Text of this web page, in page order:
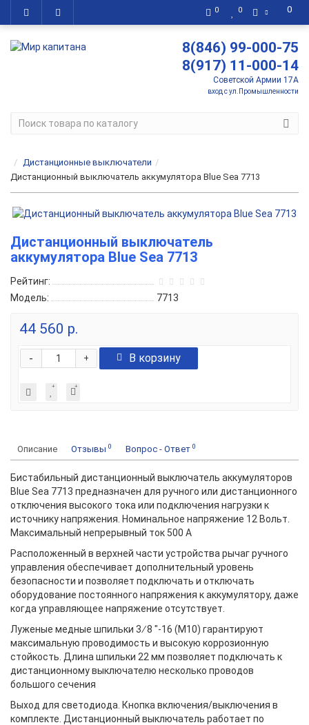
0
0 0
8(846) 99-000-75
8(917) 11-000-14
Советской Армии 17А
вход с ул.Промышленности
Дистанционные выключатели
Дистанционный выключатель аккумулятора Blue Sea 7713
Дистанционный выключатель
аккумулятора Blue Sea 7713
Рейтинг:
Модель:
7713
44 560 р.
+
- В корзину
Описание Отзывы 0 Вопрос - Ответ 0
Бистабильный дистанционный выключатель аккумуляторов
Blue Sea 7713 предназначен для ручного или дистанционного
отключения высокого тока или подключения нагрузки к
источнику напряжения. Номинальное напряжение 12 Вольт.
Максимальный непрерывный ток 500 А
Расположенный в верхней части устройства рычаг ручного
управления обеспечивает дополнительный уровень
безопасности и позволяет подключать и отключать
оборудование постоянного напряжения к аккумулятору, даже
когда управляющее напряжение отсутствует.
Луженые медные шпильки 3 ∕ 8 "-16 (М10) гарантируют
максимальную проводимость и высокую коррозионную
стойкость. Длина шпильки 22 мм позволяет подключать к
дистанционному выключателю несколько проводов
большого сечения
Выход для светодиода. Кнопка включения/выключения в
комплекте. Дистанционный выключатель работает по